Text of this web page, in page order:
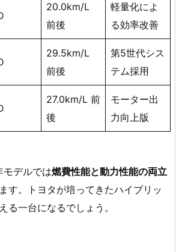
20.0km/L
前後
軽量化によ
る効率改善
29.5km/L
前後
第5世代シス
テム採用
27.0km/L 前
後
モーター出
力向上版
デルでは燃費性能と動力性能の両立
す。トヨタが培ってきたハイブリッ
る一台になるでしょう。